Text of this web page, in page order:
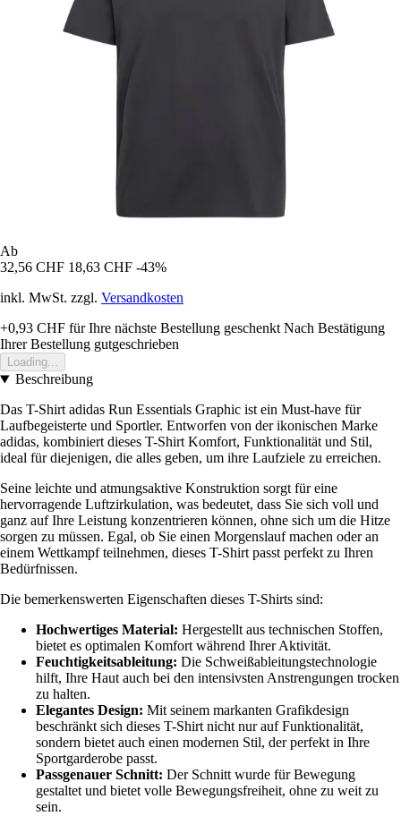
Ab
32,56 CHF 18,63 CHF -43%
inkl. MwSt. zzgl. Versandkosten
+0,93 CHF für Ihre nächste Bestellung geschenkt Nach Bestätigung
Ihrer Bestellung gutgeschrieben
Loading...
Beschreibung
Das T-Shirt adidas Run Essentials Graphic ist ein Must-have für
Laufbegeisterte und Sportler. Entworfen von der ikonischen Marke
adidas, kombiniert dieses T-Shirt Komfort, Funktionalität und Stil,
ideal für diejenigen, die alles geben, um ihre Laufziele zu erreichen.
Seine leichte und atmungsaktive Konstruktion sorgt für eine
hervorragende Luftzirkulation, was bedeutet, dass Sie sich voll und
ganz auf Ihre Leistung konzentrieren können, ohne sich um die Hitze
sorgen zu müssen. Egal, ob Sie einen Morgenslauf machen oder an
einem Wettkampf teilnehmen, dieses T-Shirt passt perfekt zu Ihren
Bedürfnissen.
Die bemerkenswerten Eigenschaften dieses T-Shirts sind:
Hochwertiges Material: Hergestellt aus technischen Stoffen,
bietet es optimalen Komfort während Ihrer Aktivität.
Feuchtigkeitsableitung: Die Schweißableitungstechnologie
hilft, Ihre Haut auch bei den intensivsten Anstrengungen trocken
zu halten.
Elegantes Design: Mit seinem markanten Grafikdesign
beschränkt sich dieses T-Shirt nicht nur auf Funktionalität,
sondern bietet auch einen modernen Stil, der perfekt in Ihre
Sportgarderobe passt.
Passgenauer Schnitt: Der Schnitt wurde für Bewegung
gestaltet und bietet volle Bewegungsfreiheit, ohne zu weit zu
sein.